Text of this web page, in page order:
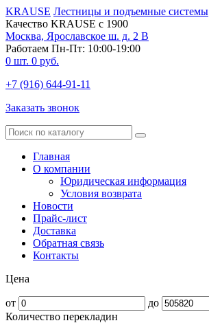
KRAUSE Лестницы и подъемные системы
Качество KRAUSE с 1900
Москва, Ярославское ш. д. 2 В
Работаем Пн-Пт: 10:00-19:00
0 шт. 0 руб.
+7 (916) 644-91-11
Заказать звонок
Главная
О компании
Юридическая информация
Условия возврата
Новости
Прайс-лист
Доставка
Обратная связь
Контакты
Цена
от
до
Количество перекладин